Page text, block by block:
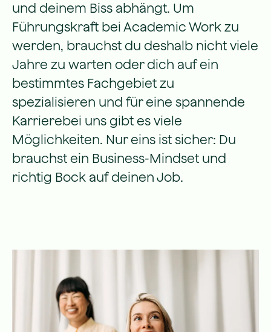
und deinem Biss abhängt. Um
Führungskraft bei Academic Work zu
werden, brauchst du deshalb nicht viele
Jahre zu warten oder dich auf ein
bestimmtes Fachgebiet zu
spezialisieren und für eine spannende
Karrierebei uns gibt es viele
Möglichkeiten. Nur eins ist sicher: Du
brauchst ein Business-Mindset und
richtig Bock auf deinen Job.